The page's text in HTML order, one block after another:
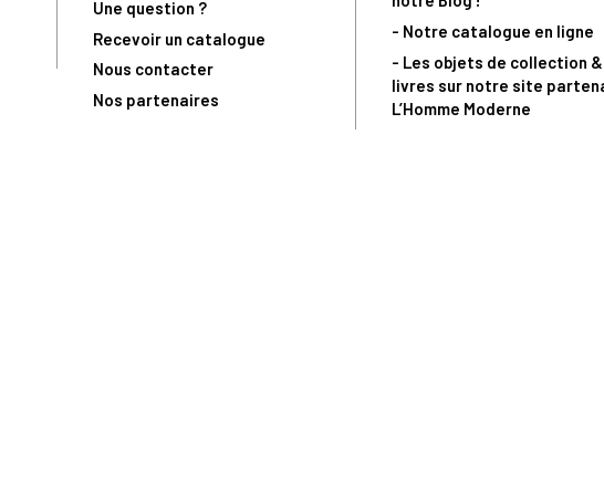
Une question ?
Recevoir un catalogue
Nous contacter
Nos partenaires
- Notre catalogue en ligne
- Les objets de collection
livres sur notre site
L’Homme Moderne